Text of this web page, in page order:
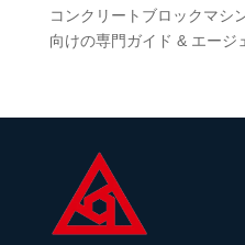
コンクリートブロックマシ
向けの専門ガイド & エージ